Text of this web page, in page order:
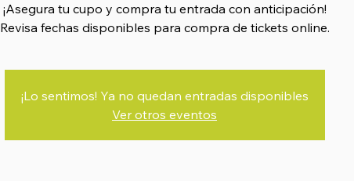
¡Asegura tu cupo y compra tu entrada con anticipación!
Revisa fechas disponibles para compra de tickets online.
¡Lo sentimos! Ya no quedan entradas disponibles
Ver otros eventos